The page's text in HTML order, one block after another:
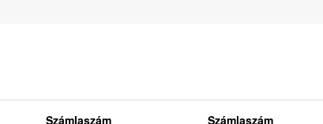
Számlaszám
Számlaszám